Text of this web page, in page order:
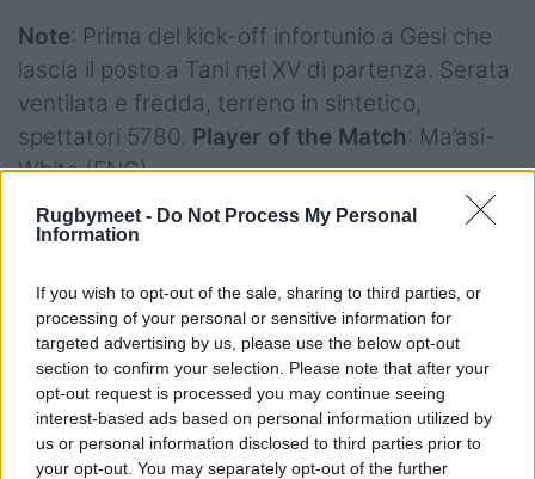
Rugbymeet - Do Not Process My Personal
Information
If you wish to opt-out of the sale, sharing to third parties, or
processing of your personal or sensitive information for
targeted advertising by us, please use the below opt-out
section to confirm your selection. Please note that after your
opt-out request is processed you may continue seeing
interest-based ads based on personal information utilized by
us or personal information disclosed to third parties prior to
your opt-out. You may separately opt-out of the further
Note: Prima del kick-off infortunio a Gesi che
lascia il posto a Tani nel XV di partenza. Serata
ventilata e fredda, terreno in sintetico,
spettatori 5780. Player of the Match: Ma’asi-
White (ENG)
Ecco gli highlights: